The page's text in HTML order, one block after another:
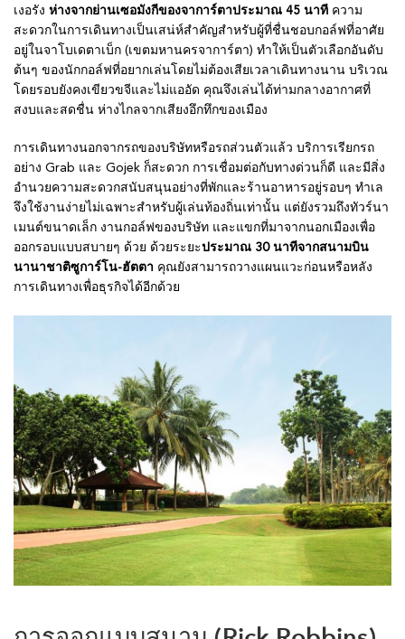
เงอรัง ห่างจากย่านเซอมังกีของจาการ์ตาประมาณ 45 นาที ความ
สะดวกในการเดินทางเป็นเสน่ห์สำคัญสำหรับผู้ที่ชื่นชอบกอล์ฟที่อาศัย
อยู่ในจาโบเดตาเบ็ก (เขตมหานครจาการ์ตา) ทำให้เป็นตัวเลือกอันดับ
ต้นๆ ของนักกอล์ฟที่อยากเล่นโดยไม่ต้องเสียเวลาเดินทางนาน บริเวณ
โดยรอบยังคงเขียวขจีและไม่แออัด คุณจึงเล่นได้ท่ามกลางอากาศที่
สงบและสดชื่น ห่างไกลจากเสียงอึกทึกของเมือง
การเดินทางนอกจากรถของบริษัทหรือรถส่วนตัวแล้ว บริการเรียกรถ
อย่าง Grab และ Gojek ก็สะดวก การเชื่อมต่อกับทางด่วนก็ดี และมีสิ่ง
อำนวยความสะดวกสนับสนุนอย่างที่พักและร้านอาหารอยู่รอบๆ ทำเล
จึงใช้งานง่ายไม่เฉพาะสำหรับผู้เล่นท้องถิ่นเท่านั้น แต่ยังรวมถึงทัวร์นา
เมนต์ขนาดเล็ก งานกอล์ฟของบริษัท และแขกที่มาจากนอกเมืองเพื่อ
ออกรอบแบบสบายๆ ด้วย ด้วยระยะประมาณ 30 นาทีจากสนามบิน
นานาชาติซูการ์โน-ฮัตตา คุณยังสามารถวางแผนแวะก่อนหรือหลัง
การเดินทางเพื่อธุรกิจได้อีกด้วย